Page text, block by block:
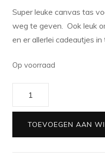
Super leuke canvas tas
weg te geven. Ook leuk
en er allerlei cadeautjes
Op voorraad
TOEVOEGEN AAN